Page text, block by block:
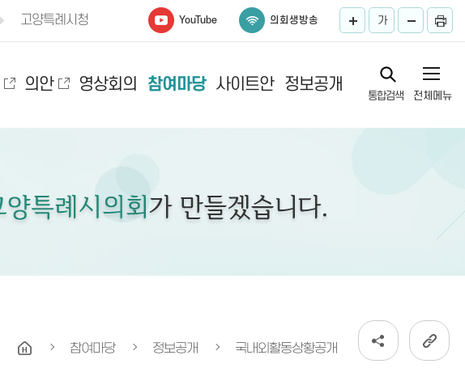
고양특례시청 YouTube 의회생방송 가
의안 영상회의 참여마당 사이트안 정보공개
전체메뉴
통합검색
참여마당 정보공개 국내외활동상황공개